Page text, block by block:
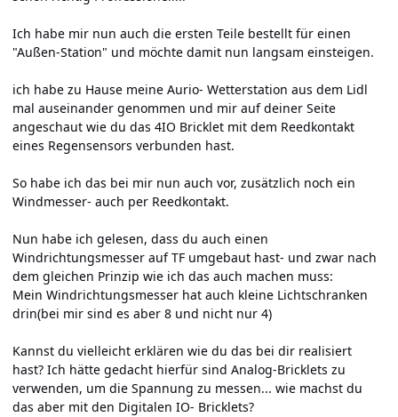
Ich habe mir nun auch die ersten Teile bestellt für einen
"Außen-Station" und möchte damit nun langsam einsteigen.
ich habe zu Hause meine Aurio- Wetterstation aus dem Lidl
mal auseinander genommen und mir auf deiner Seite
angeschaut wie du das 4IO Bricklet mit dem Reedkontakt
eines Regensensors verbunden hast.
So habe ich das bei mir nun auch vor, zusätzlich noch ein
Windmesser- auch per Reedkontakt.
Nun habe ich gelesen, dass du auch einen
Windrichtungsmesser auf TF umgebaut hast- und zwar nach
dem gleichen Prinzip wie ich das auch machen muss:
Mein Windrichtungsmesser hat auch kleine Lichtschranken
drin(bei mir sind es aber 8 und nicht nur 4)
Kannst du vielleicht erklären wie du das bei dir realisiert
hast? Ich hätte gedacht hierfür sind Analog-Bricklets zu
verwenden, um die Spannung zu messen... wie machst du
das aber mit den Digitalen IO- Bricklets?